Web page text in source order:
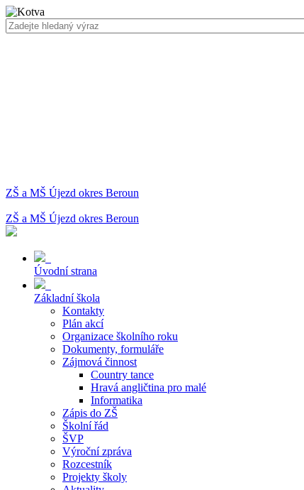
ZŠ a MŠ Újezd okres Beroun
ZŠ a MŠ Újezd okres Beroun
Úvodní strana
Základní škola
Kontakty
Plán akcí
Organizace školního roku
Dokumenty, formuláře
Zájmová činnost
Country tance
Hravá angličtina pro malé
Informatika
Zápis do ZŠ
Školní řád
ŠVP
Výroční zpráva
Rozcestník
Projekty školy